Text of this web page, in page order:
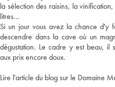
la sélection des raisins, la
litres…
Si un jour vous avez la chance d'y
descendre dans la cave où un
dégustation. Le cadre y est beau, il
aux prix encore doux.
Lire l'article du blog sur le Domaine